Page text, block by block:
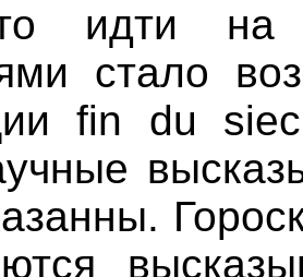
идти на
стало
fin du